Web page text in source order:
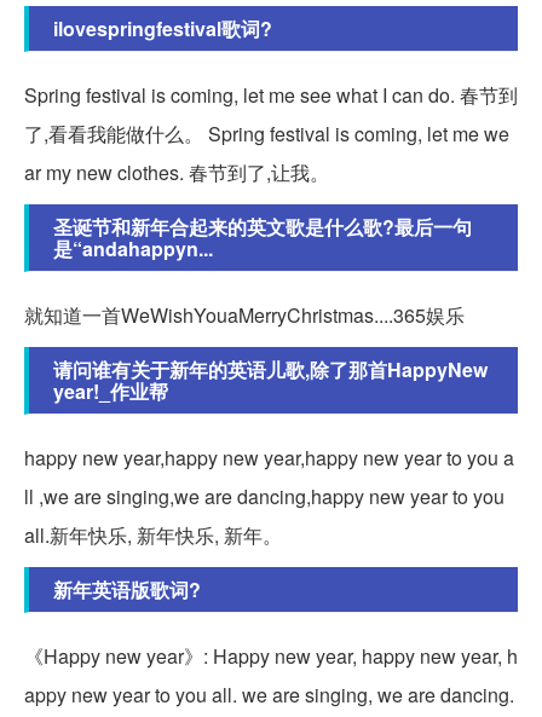
ilovespringfestival歌词?
Spring festival is coming, let me see what I can do. 春节到
了,看看我能做什么。 Spring festival is coming, let me we
ar my new clothes. 春节到了,让我。
圣诞节和新年合起来的英文歌是什么歌?最后一句
是“andahappyn...
就知道一首WeWishYouaMerryChristmas....365娱乐
请问谁有关于新年的英语儿歌,除了那首HappyNew
year!_作业帮
happy new year,happy new year,happy new year to you a
ll ,we are singing,we are dancing,happy new year to you
all.新年快乐, 新年快乐, 新年。
新年英语版歌词?
《Happy new year》: Happy new year, happy new year, h
appy new year to you all. we are singing, we are dancing.